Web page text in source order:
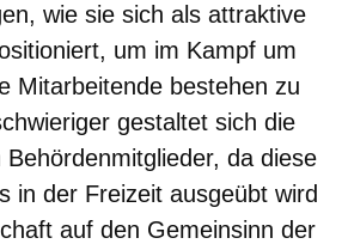
wie sie sich als attraktive
um im Kampf um
Mitarbeitende bestehen zu
gestaltet sich die
Behördenmitglieder, da diese
in der Freizeit ausgeübt wird
auf den Gemeinsinn der